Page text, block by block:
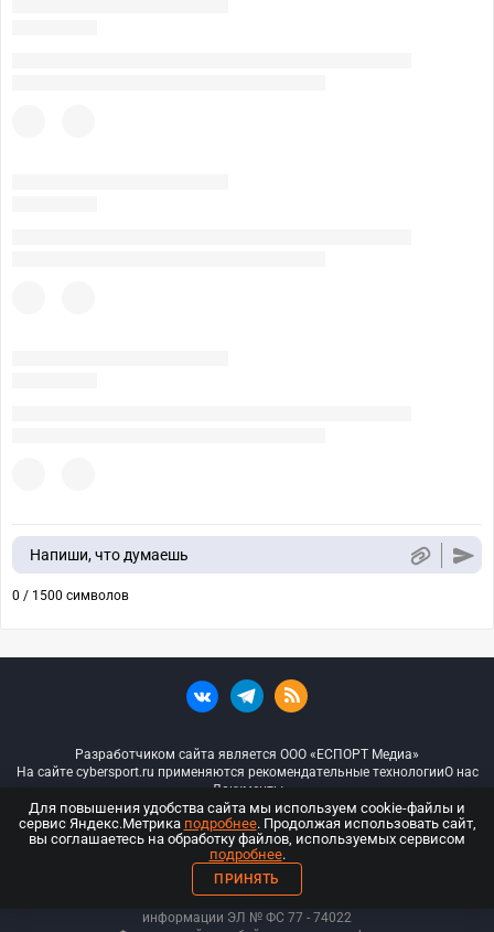
Напиши, что думаешь
0 / 1500 символов
Разработчиком сайта является ООО «ЕСПОРТ Медиа»
На сайте cybersport.ru применяются рекомендательные технологииО нас
Документы
© ООО «Киберспорт.ру» — Все права защищены
18+
ООО «Киберспорт.ру». Свидетельство о регистрации средств массовой
информации ЭЛ № ФС 77 - 74022
Для повышения удобства сайта мы используем cookie-файлы и
сервис Яндекс.Метрика подробнее. Продолжая использовать сайт,
вы соглашаетесь на обработку файлов, используемых сервисом
подробнее.
ПРИНЯТЬ